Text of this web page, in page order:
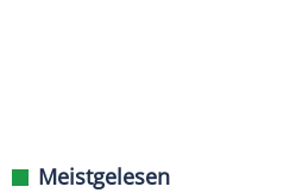
Meistgelesen